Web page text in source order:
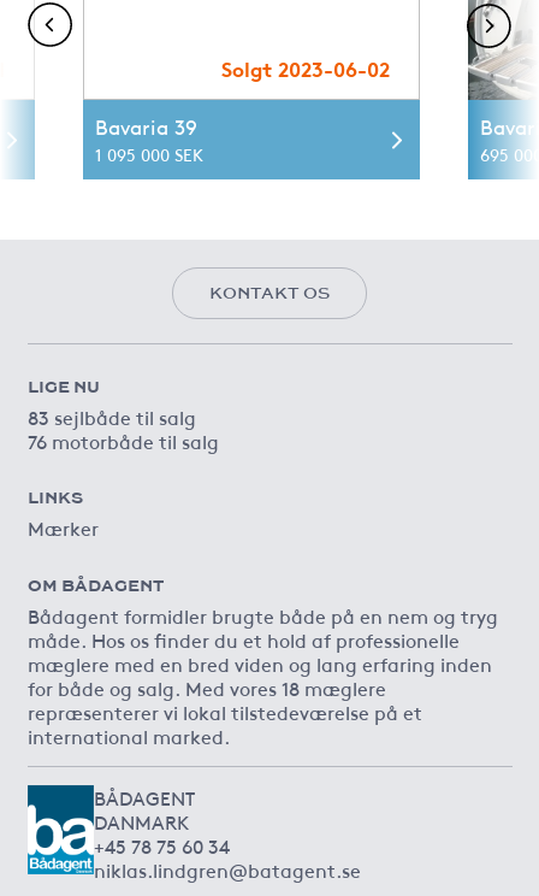
Solgt 2023-06-02
Bavaria 39
1 095 000 SEK 695
KONTAKT OS
LIGE NU
83 sejlbåde til salg
76 motorbåde til salg
LINKS
Mærker
OM BÅDAGENT
Bådagent formidler brugte både på en nem og tryg
måde. Hos os finder du et hold af professionelle
mæglere med en bred viden og lang erfaring inden
for både og salg. Med vores 18 mæglere
repræsenterer vi lokal tilstedeværelse på et
international marked.
BÅDAGENT
DANMARK
+45 78 75 60 34
niklas.lindgren@batagent.se